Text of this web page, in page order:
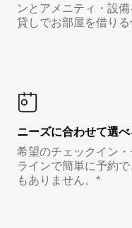
ンとアメニティ・設
貸しでお部屋を借りる
ニーズに合わせて選
希望のチェックイン
ラインで簡単に予約
もありません。*